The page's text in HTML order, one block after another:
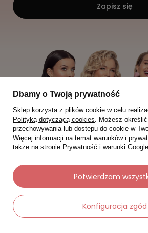
Zapisz się
Moje zamówienia
Status zamówienia
Dbamy o Twoją prywatność
Sklep korzysta z plików cookie w celu
Polityką dotyczącą cookies. Możesz
przechowywania lub dostępu do cookie w
Więcej informacji na temat warunków i
także na stronie Prywatność i warunki Google
Konfiguracja zgód
Potwierdzam